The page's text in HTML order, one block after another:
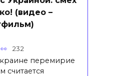
(видео –
232
перемирие
считается